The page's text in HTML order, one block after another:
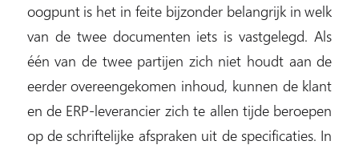
oogpunt is het in feite bijzonder belangrijk in welk
van de twee documenten iets is vastgelegd. Als
één van de twee partijen zich niet houdt aan de
eerder overeengekomen inhoud, kunnen de klant
en de ERP-leverancier zich te allen tijde beroepen
op de schriftelijke afspraken uit de specificaties. In